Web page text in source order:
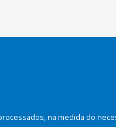
na medida do